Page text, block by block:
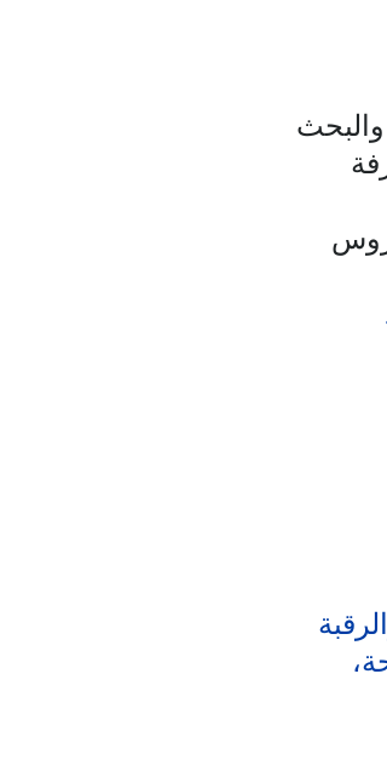
والبحث
فيروس